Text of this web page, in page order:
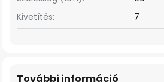
Kivetítés: 7
További információ